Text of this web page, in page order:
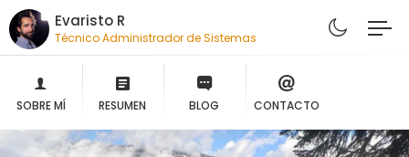
Evaristo R
Técnico Administrador de Sistemas
SOBRE MÍ RESUMEN BLOG CONTACTO